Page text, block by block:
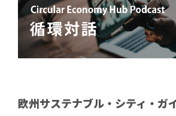
欧州サステナブル・シティ・ガ